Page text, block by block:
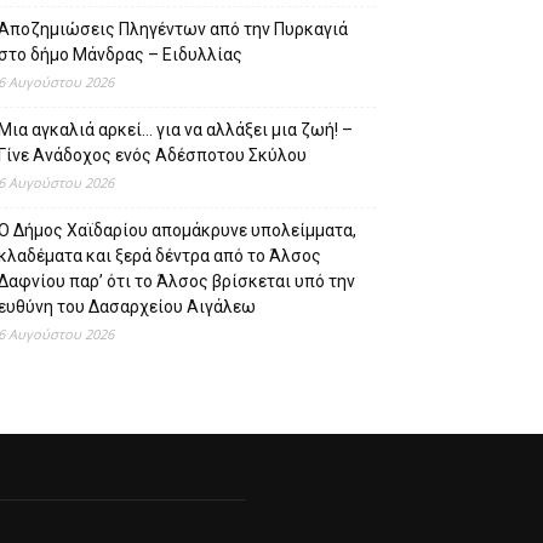
Πληγέντων από την Πυρκαγιά
δήμο Μάνδρας – Ειδυλλίας
6 Αυγούστου 2026
Μια αγκαλιά αρκεί… για να αλλάξει μια ζωή! –
Γίνε Ανάδοχος ενός Αδέσποτου Σκύλου
6 Αυγούστου 2026
Δήμος Χαϊδαρίου απομάκρυνε υπολείμματα,
και ξερά δέντρα από το Άλσος
παρ’ ότι το Άλσος βρίσκεται υπό την
του Δασαρχείου Αιγάλεω
6 Αυγούστου 2026